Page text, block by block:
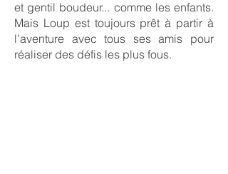
et gentil boudeur... comme les enfants.
Mais Loup est toujours prêt à partir à
l’aventure avec tous ses amis pour
réaliser des défis les plus fous.